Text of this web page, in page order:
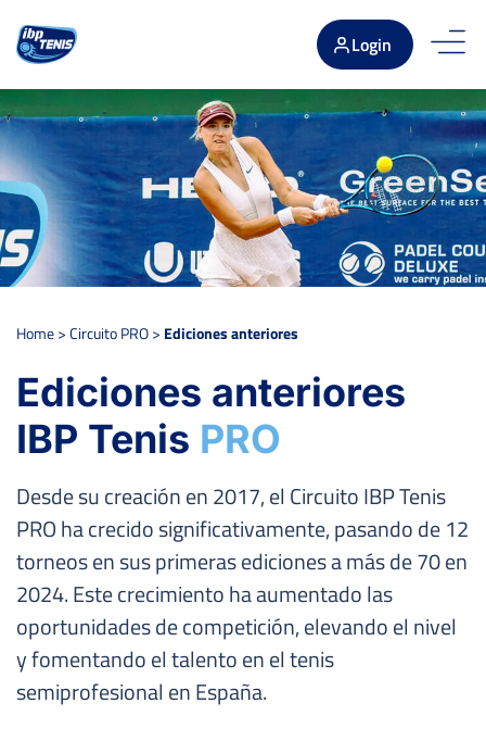
Login
Home>Circuito PRO> Ediciones anteriores
Ediciones anteriores
IBP Tenis PRO
Desde su creación en 2017, el Circuito IBP Tenis
PRO ha crecido significativamente, pasando de 12
torneos en sus primeras ediciones a más de 70 en
2024. Este crecimiento ha aumentado las
oportunidades de competición, elevando el nivel
y fomentando el talento en el tenis
semiprofesional en España.